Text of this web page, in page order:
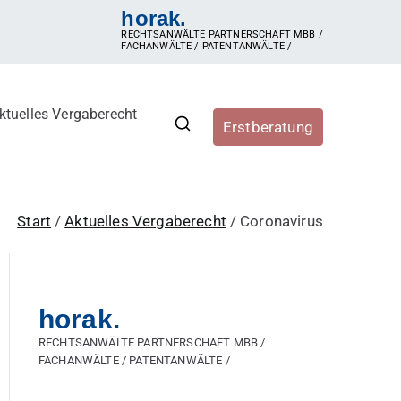
horak.
RECHTSANWÄLTE PARTNERSCHAFT MBB /
FACHANWÄLTE / PATENTANWÄLTE /
Vergabestellen sowie
e-Vergabe, öffentliche Ausschreibung,
Zuschlag, vorzeitige Beendigung der Vergabe,
Vergaberecht
Erstberatung
Start Aktuelles Vergaberecht Coronavirus
horak.
RECHTSANWÄLTE PARTNERSCHAFT MBB /
FACHANWÄLTE / PATENTANWÄLTE /